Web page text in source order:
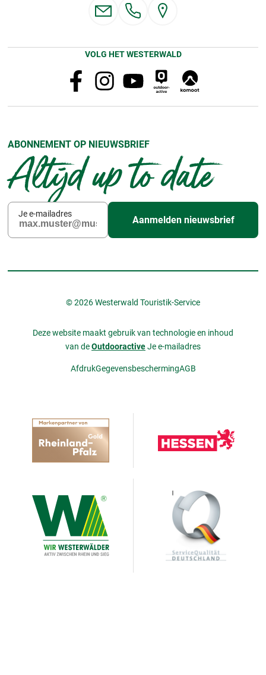
VOLG HET WESTERWALD
ABONNEMENT OP NIEUWSBRIEF
Altijd up to date
Je e-mailadres
Aanmelden nieuwsbrief
© 2026 Westerwald Touristik-Service
Deze website maakt gebruik van technologie en inhoud
van deOutdooractiveJe e-mailadres
AfdrukGegevensbeschermingAGB